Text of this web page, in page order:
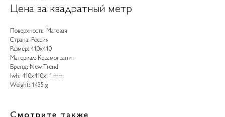
Цена за квадратный метр
Поверхность: Матовая
Страна: Россия
Размер: 410x410
Материал: Керамогранит
Бренд: New Trend
lwh: 410x410x11 mm
Weight: 1435 g
Смотрите также